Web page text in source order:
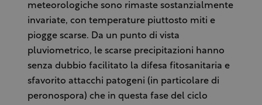
meteorologiche sono rimaste sostanzialmente
invariate, con temperature piuttosto miti e
piogge scarse. Da un punto di vista
pluviometrico, le scarse precipitazioni hanno
senza dubbio facilitato la difesa fitosanitaria e
sfavorito attacchi patogeni (in particolare di
peronospora) che in questa fase del ciclo